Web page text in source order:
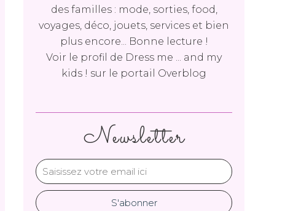
Newsletter
des familles : mode, sorties, food,
voyages, déco, jouets, services et bien
plus encore... Bonne lecture !
Voir le profil de Dress me ... and my
kids ! sur le portail Overblog